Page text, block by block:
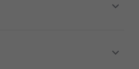
joulumukilla!